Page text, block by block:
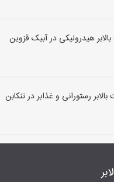
هیدرولیکی در آبیک قزوین
رستورانی و غذابر در تنکابن